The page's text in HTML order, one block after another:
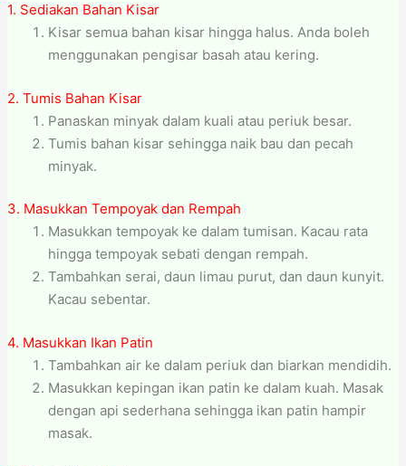
1. Sediakan Bahan Kisar
Kisar semua bahan kisar hingga halus. Anda boleh
menggunakan pengisar basah atau kering.
2. Tumis Bahan Kisar
Panaskan minyak dalam kuali atau periuk besar.
Tumis bahan kisar sehingga naik bau dan pecah
minyak.
3. Masukkan Tempoyak dan Rempah
Masukkan tempoyak ke dalam tumisan. Kacau rata
hingga tempoyak sebati dengan rempah.
Tambahkan serai, daun limau purut, dan daun kunyit.
Kacau sebentar.
4. Masukkan Ikan Patin
Tambahkan air ke dalam periuk dan biarkan mendidih.
Masukkan kepingan ikan patin ke dalam kuah. Masak
dengan api sederhana sehingga ikan patin hampir
masak.